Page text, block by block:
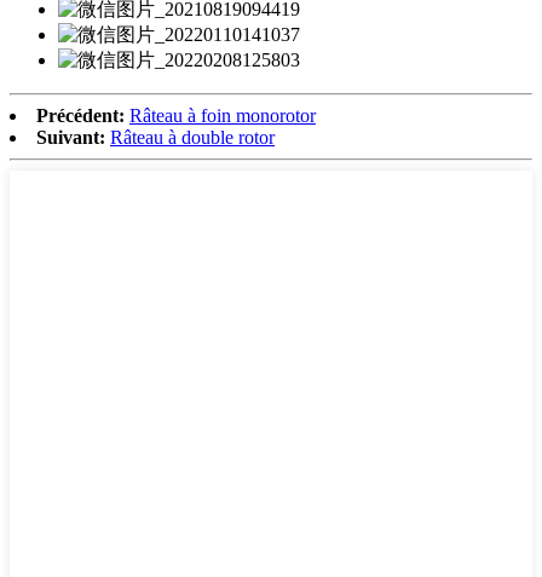
Précédent: Râteau à foin monorotor
Suivant: Râteau à double rotor